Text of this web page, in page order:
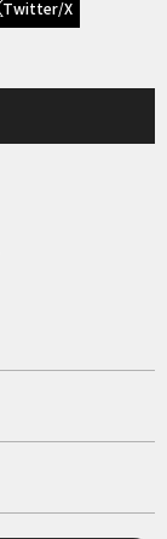
Twitter/X